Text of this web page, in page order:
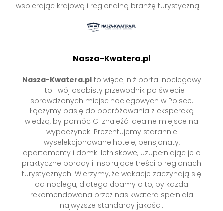
wspierając krajową i regionalną branżę turystyczną.
Nasza-Kwatera.pl
Nasza-Kwatera.plto więcej niż portal noclegowy
– to Twój osobisty przewodnik po świecie
sprawdzonych miejsc noclegowych w Polsce.
Łączymy pasję do podróżowania z ekspercką
wiedzą, by pomóc Ci znaleźć idealne miejsce na
wypoczynek. Prezentujemy starannie
wyselekcjonowane hotele, pensjonaty,
apartamenty i domki letniskowe, uzupełniając je o
praktyczne porady i inspirujące treści o regionach
turystycznych. Wierzymy, że wakacje zaczynają się
od noclegu, dlatego dbamy o to, by każda
rekomendowana przez nas kwatera spełniała
najwyższe standardy jakości.